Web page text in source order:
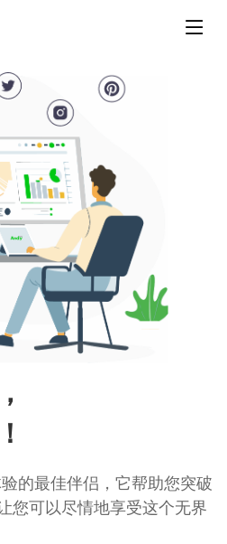
的最佳伴侣，它帮助您突破
您可以尽情地享受这个无界